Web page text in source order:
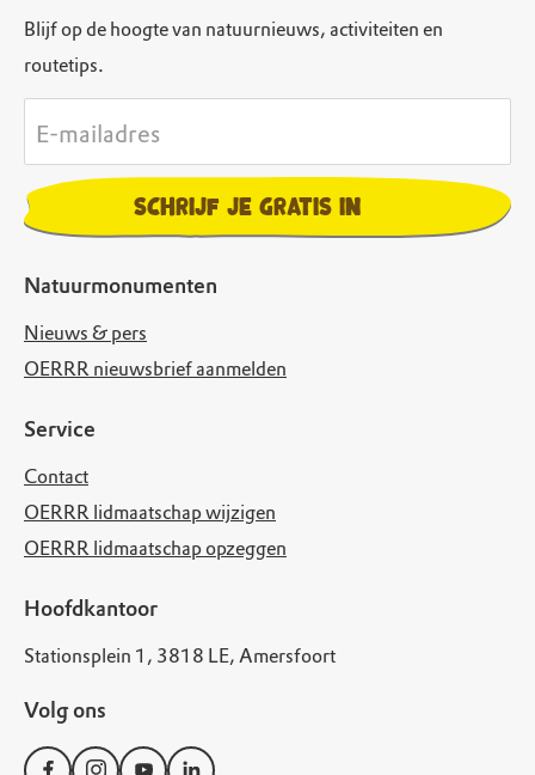
Natuurmonumenten
Nieuws & pers
OERRR nieuwsbrief aanmelden
Service
Contact
OERRR lidmaatschap wijzigen
OERRR lidmaatschap opzeggen
Hoofdkantoor
Stationsplein 1, 3818 LE, Amersfoort
Volg ons
Blijf op de hoogte van natuurnieuws, activiteiten en
routetips.
E-mailadres
Schrijf je gratis in